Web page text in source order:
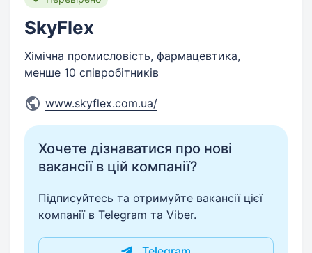
SkyFlex
Хімічна промисловість, фармацевтика,
менше 10 співробітників
www.skyflex.com.ua/
Хочете дізнаватися про нові
вакансії в цій компанії?
Підписуйтесь та отримуйте вакансії цієї
компанії в Telegram та Viber.